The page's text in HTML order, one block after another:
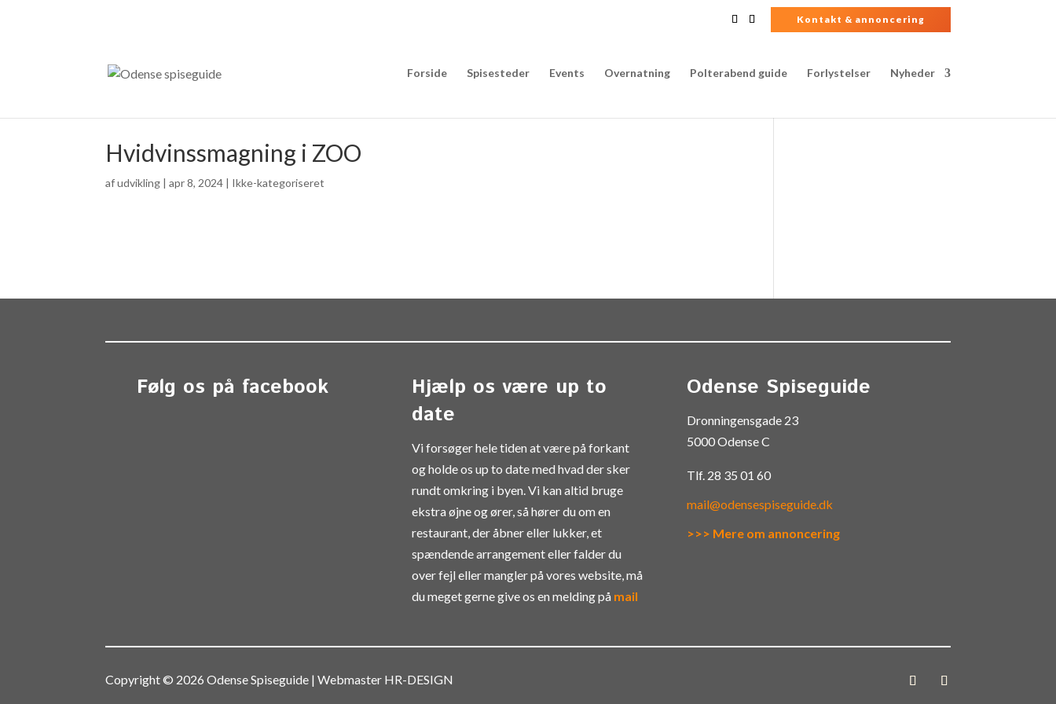
Kontakt & annoncering
Forside Spisesteder Events Overnatning Polterabend guide Forlystelser Nyheder
Hvidvinssmagning i ZOO
afudvikling |apr 8, 2024 | Ikke-kategoriseret
Følg os på facebook
Hjælp os være up to
date
Vi forsøger hele tiden at være på forkant
og holde os up to date med hvad der sker
rundt omkring i byen. Vi kan altid bruge
ekstra øjne og ører, så hører du om en
restaurant, der åbner eller lukker, et
spændende arrangement eller falder du
over fejl eller mangler på vores website, må
du meget gerne give os en melding på mail
Odense Spiseguide
Dronningensgade 23
5000 Odense C
Tlf. 28 35 01 60
mail@odensespiseguide.dk
>>> Mere om annoncering
Copyright © 2026 Odense Spiseguide | Webmaster HR-DESIGN